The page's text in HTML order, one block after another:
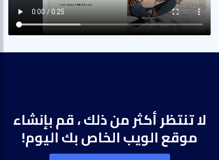
لا تنتظر أكثر من ذلك ، قم بإنشاء
موقع الويب الخاص بك اليوم!